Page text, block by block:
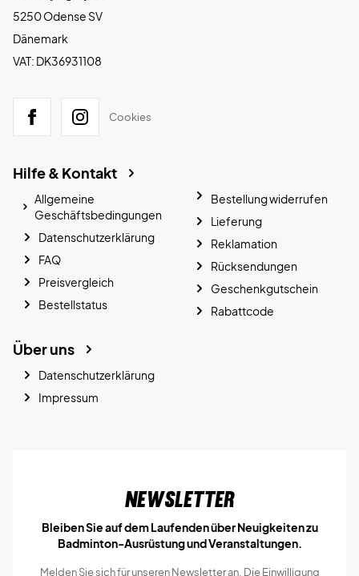
5250 Odense SV
Dänemark
VAT: DK36931108
Cookies
Hilfe & Kontakt
Allgemeine
Geschäftsbedingungen
Datenschutzerklärung
FAQ
Preisvergleich
Bestellstatus
Bestellung widerrufen
Lieferung
Reklamation
Rücksendungen
Geschenkgutschein
Rabattcode
Über uns
Datenschutzerklärung
Impressum
Newsletter
Bleiben Sie auf dem Laufenden über Neuigkeiten zu
Badminton-Ausrüstung und Veranstaltungen.
Melden Sie sich für unseren Newsletter an. Die Einwilligung